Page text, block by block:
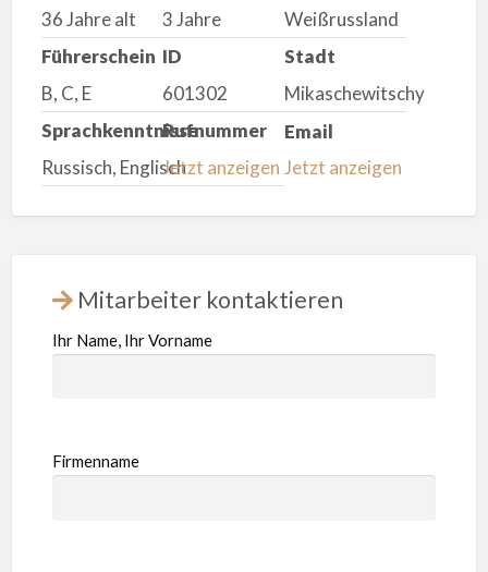
36 Jahre alt
3 Jahre
Weißrussland
Führerschein
B, C, E
ID
601302
Stadt
Mikaschewitschy
Sprachkenntnisse
Russisch, Englisch
Rufnummer
Jetzt anzeigen
Email
Jetzt anzeigen
Mitarbeiter kontaktieren
Ihr Name, Ihr Vorname
Firmenname